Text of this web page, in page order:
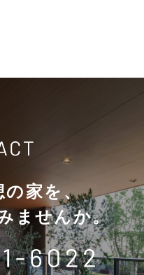
の家を、
ませんか。